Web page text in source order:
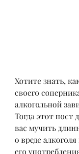
Хотите знать,
своего
алкогольной
Тогда этот пост
вас мучить
о вреде
его